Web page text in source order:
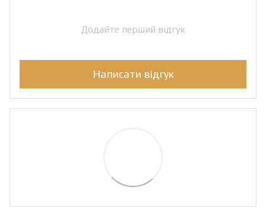
Додайте перший відгук
Написати відгук